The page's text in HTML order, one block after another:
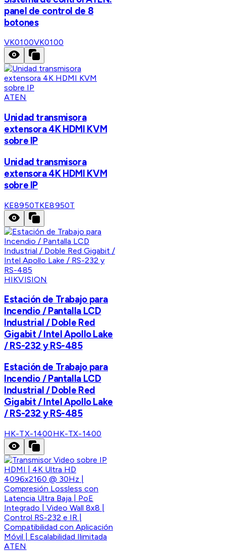
panel de control de 8
botones
VK0100VK0100
ATEN
Unidad transmisora
extensora 4K HDMI KVM
sobre IP
Unidad transmisora
extensora 4K HDMI KVM
sobre IP
KE8950TKE8950T
HIKVISION
Estación de Trabajo para
Incendio / Pantalla LCD
Industrial / Doble Red
Gigabit / Intel Apollo Lake
/ RS-232 y RS-485
Estación de Trabajo para
Incendio / Pantalla LCD
Industrial / Doble Red
Gigabit / Intel Apollo Lake
/ RS-232 y RS-485
HK-TX-1400HK-TX-1400
ATEN